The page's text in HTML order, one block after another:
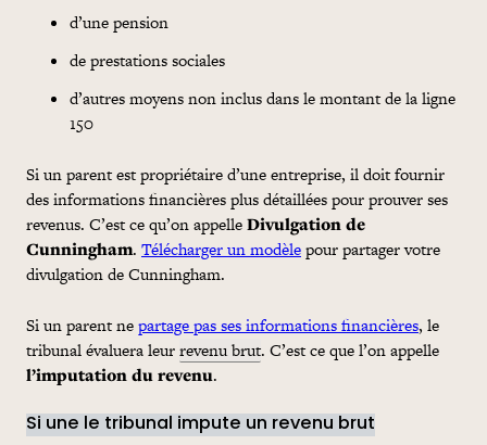
d’une pension
de prestations sociales
d’autres moyens non inclus dans le montant de la ligne
150
Si un parent est propriétaire d’une entreprise, il doit fournir
des informations financières plus détaillées pour prouver ses
revenus. C’est ce qu’on appelleDivulgation de
Cunningham. Télécharger un modèlepour partager votre
divulgation de Cunningham.
Si un parent nepartage pas ses informations financières, le
tribunal évaluera leurrevenu brut. C’est ce que l’on appelle
l’imputation du revenu.
Si une le tribunal impute un revenu brut